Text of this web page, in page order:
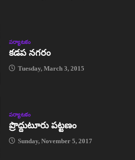
పర్యాటకం
కడప నగరం
Tuesday, March 3, 2015
పర్యాటకం
ప్రొద్దుటూరు పట్టణం
Sunday, November 5, 2017